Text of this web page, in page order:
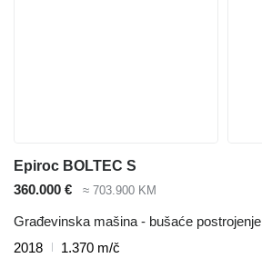
Epiroc BOLTEC S
360.000 €
≈ 703.900 KM
Građevinska mašina - bušaće postrojenje
2018
1.370 m/č